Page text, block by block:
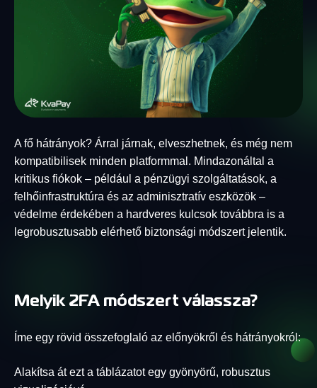
A fő hátrányok? Árral járnak, elveszhetnek, és még nem
kompatibilisek minden platformmal. Mindazonáltal a
kritikus fiókok – például a pénzügyi szolgáltatások, a
felhőinfrastruktúra és az adminisztratív eszközök –
védelme érdekében a hardveres kulcsok továbbra is a
legrobusztusabb elérhető biztonsági módszert jelentik.
Melyik 2FA módszert válassza?
Íme egy rövid összefoglaló az előnyökről és hátrányokról:
Alakítsa át ezt a táblázatot egy gyönyörű, robusztus